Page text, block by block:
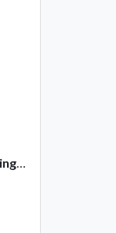
Proffesionel vandingspose 100 liter